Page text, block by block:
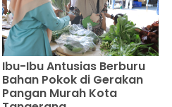
Ibu-Ibu Antusias Berburu
Bahan Pokok di Gerakan
Pangan Murah Kota